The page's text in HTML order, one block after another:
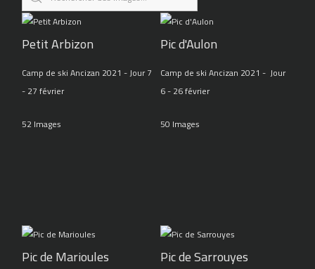
Petit Arbizon
Camp de ski Ancizan 2021 - Jour 7
- 27 février
52 Images
Pic d'Aulon
Camp de ski Ancizan 2021 - Jour
6 - 26 février
50 Images
Pic de Marioules Pic de Sarrouyes